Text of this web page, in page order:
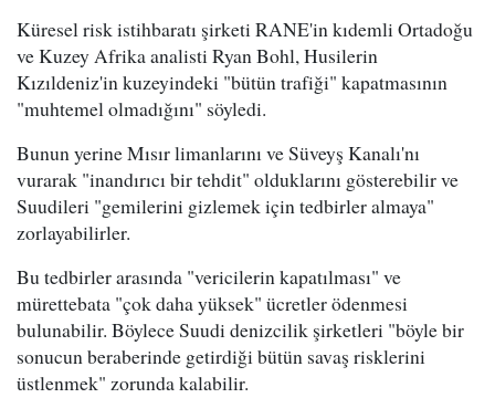
Küresel risk istihbaratı şirketi RANE'in kıdemli Ortadoğu
ve Kuzey Afrika analisti Ryan Bohl, Husilerin
Kızıldeniz'in kuzeyindeki "bütün trafiği" kapatmasının
"muhtemel olmadığını" söyledi.
Bunun yerine Mısır limanlarını ve Süveyş Kanalı'nı
vurarak "inandırıcı bir tehdit" olduklarını gösterebilir ve
Suudileri "gemilerini gizlemek için tedbirler almaya"
zorlayabilirler.
Bu tedbirler arasında "vericilerin kapatılması" ve
mürettebata "çok daha yüksek" ücretler ödenmesi
bulunabilir. Böylece Suudi denizcilik şirketleri "böyle bir
sonucun beraberinde getirdiği bütün savaş risklerini
üstlenmek" zorunda kalabilir.